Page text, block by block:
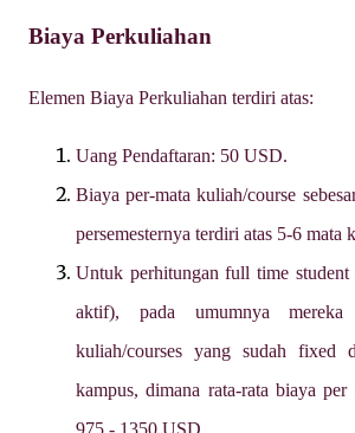
Biaya Perkuliahan
Elemen Biaya Perkuliahan terdiri atas:
Uang Pendaftaran: 50 USD.
Biaya per-mata kuliah/course
persemesternya terdiri atas 5-6 mata
Untuk perhitungan full time student
aktif), pada umumnya mereka
kuliah/courses yang sudah fixed
kampus, dimana rata-rata biaya per
975 - 1350 USD.